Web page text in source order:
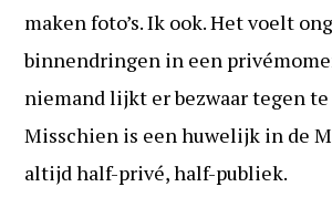
maken foto’s. Ik ook. Het voelt
binnendringen in een
niemand lijkt er bezwaar tegen te
Misschien is een huwelijk in de
altijd half-privé, half-publiek.